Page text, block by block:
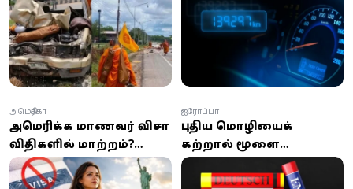
ஊர்வலத்தில் புகுந்து
விபத்து; 8 துறவிகள்
உயிரிழப்பு!
இலங்கையரால்
நடத்தப்படும்
நிறுவனத்துக்கு
தண்டனை
அமெரிக்க மாணவர் விசா
விதிகளில் மாற்றம்?
செப்டம்பர் 15-க்குள்
திரும்ப வேண்டிய
அமெரிக்கா
புதிய மொழியைக்
கற்றால் மூளை
இளமையாகுமா? ஆய்வு
சொல்வது என்ன?
ஐரோப்பா